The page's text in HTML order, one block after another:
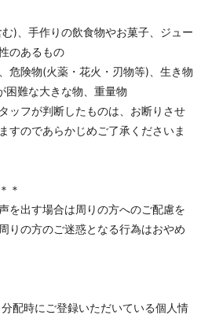
)、手作りの飲食物やお菓子、ジュー
のあるもの
危険物(火薬・花火・刃物等)、生き物
困難な大きな物、重量物
ッフが判断したものは、お断りさせ
すのであらかじめご了承くださいま
＊
を出す場合は周りの方へのご配慮を
りの方のご迷惑となる行為はおやめ
配時にご登録いただいている個人情